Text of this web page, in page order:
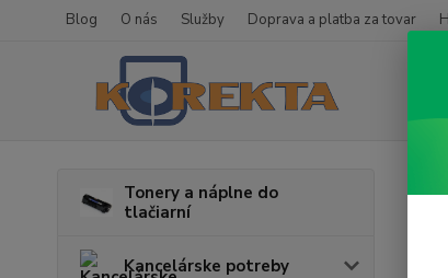
Blog O nás Služby Doprava a platba za tovar
Tonery a náplne do
tlačiarní
Kancelárske potreby